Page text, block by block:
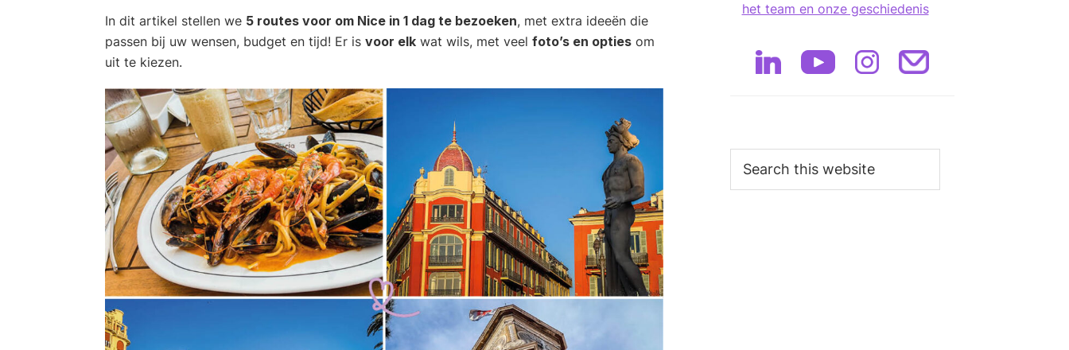
In dit artikel stellen we 5 routes voor om Nice in 1 dag te bezoeken, met extra ideeën die
passen bij uw wensen, budget en tijd! Er is voor elk wat wils, met veel foto’s en opties om
uit te kiezen.
het team en onze geschiedenis
this